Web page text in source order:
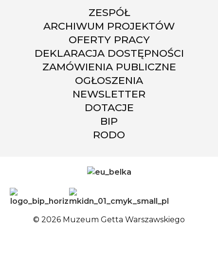
ZESPÓŁ
ARCHIWUM PROJEKTÓW
OFERTY PRACY
DEKLARACJA DOSTĘPNOŚCI
ZAMÓWIENIA PUBLICZNE
OGŁOSZENIA
NEWSLETTER
DOTACJE
BIP
RODO
© 2026 Muzeum Getta Warszawskiego